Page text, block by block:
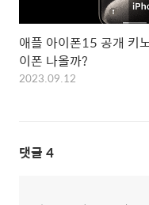
애플 아이폰15 공개 키
이폰 나올까?
2023.09.12
댓글 4